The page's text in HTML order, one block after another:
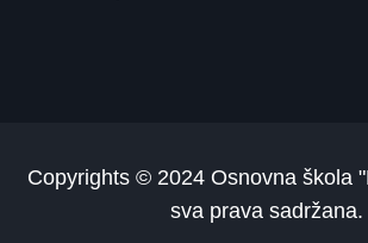
Copyrights © 2024 Osnovna škola
sva prava sadržana.